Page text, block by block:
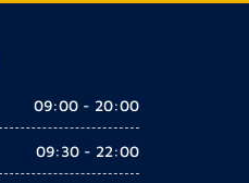
09:00 - 20:00
09:30 - 22:00